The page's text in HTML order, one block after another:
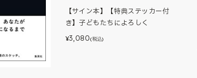
【サイン本】【特典ステッカー付
き】子どもたちによろしく
¥3,080(税込)